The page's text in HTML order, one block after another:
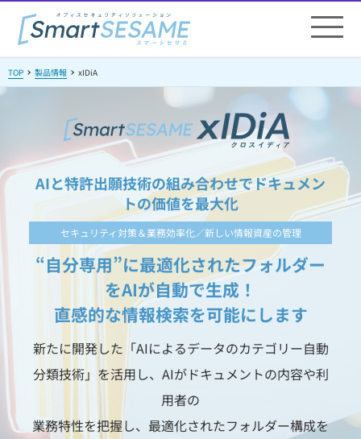
TOP 製品情報 xIDiA
AIと特許出願技術の組み合わせでドキュメン
トの価値を最大化
セキュリティ対策＆業務効率化／新しい情報資産の管理
“自分専用”に最適化されたフォルダー
をAIが自動で生成！
直感的な情報検索を可能にします
新たに開発した「AIによるデータのカテゴリー自動
分類技術」を活用し、AIがドキュメントの内容や利
用者の
業務特性を把握し、最適化されたフォルダー構成を